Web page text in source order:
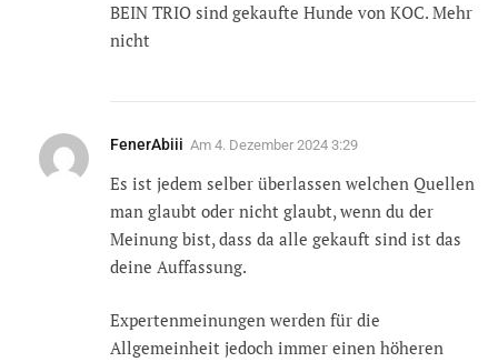
BEIN TRIO sind gekaufte Hunde von KOC. Mehr
nicht
FenerAbiii Am 4. Dezember 2024 3:29
Es ist jedem selber überlassen welchen Quellen
man glaubt oder nicht glaubt, wenn du der
Meinung bist, dass da alle gekauft sind ist das
deine Auffassung.
Expertenmeinungen werden für die
Allgemeinheit jedoch immer einen höheren